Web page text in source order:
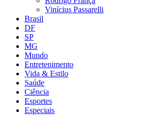
Vinícius Passarelli
Brasil
DF
SP
MG
Mundo
Entretenimento
Vida & Estilo
Saúde
Ciência
Esportes
Especiais